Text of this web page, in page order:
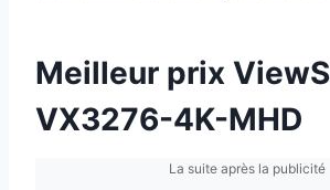
Meilleur prix
VX3276-4K-MHD
La suite après la publicité